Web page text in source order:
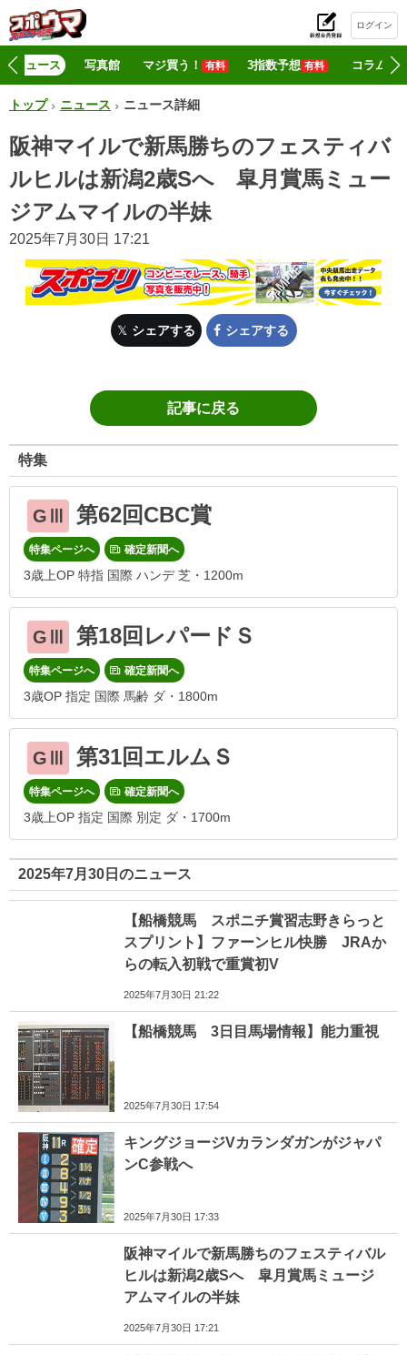
ログイン
ニュース 写真館 マジ買う！ 有料 3指数予想 有料 コラム
トップ ニュース ニュース詳細
阪神マイルで新馬勝ちのフェスティバ
ルヒルは新潟2歳Sへ 皐月賞馬ミュー
ジアムマイルの半妹
2025年7月30日 17:21
シェアする シェアする
記事に戻る
特集
GⅢ 第62回CBC賞
特集ページへ 確定新聞へ
3歳上OP 特指 国際 ハンデ 芝・1200m
GⅢ 第18回レパードＳ
特集ページへ 確定新聞へ
3歳OP 指定 国際 馬齢 ダ・1800m
GⅢ 第31回エルムＳ
特集ページへ 確定新聞へ
3歳上OP 指定 国際 別定 ダ・1700m
2025年7月30日のニュース
【船橋競馬 スポニチ賞習志野きらっと
スプリント】ファーンヒル快勝 JRAか
らの転入初戦で重賞初V
2025年7月30日 21:22
【船橋競馬 3日目馬場情報】能力重視
2025年7月30日 17:54
キングジョージVカランダガンがジャパ
ンC参戦へ
2025年7月30日 17:33
阪神マイルで新馬勝ちのフェスティバル
ヒルは新潟2歳Sへ 皐月賞馬ミュージ
アムマイルの半妹
2025年7月30日 17:21